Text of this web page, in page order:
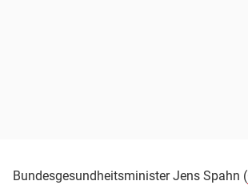
Bundesgesundheitsminister Jens Spahn (